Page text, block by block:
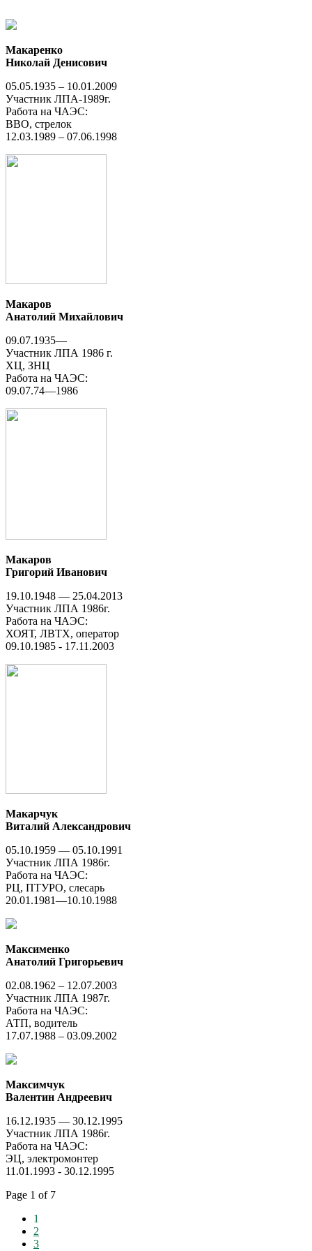
Макаренко
Николай Денисович
05.05.1935 – 10.01.2009
Участник ЛПА-1989г.
Работа на ЧАЭС:
ВВО, стрелок
12.03.1989 – 07.06.1998
Макаров
Анатолий Михайлович
09.07.1935—
Участник ЛПА 1986 г.
ХЦ, ЗНЦ
Работа на ЧАЭС:
09.07.74—1986
Макаров
Григорий Иванович
19.10.1948 — 25.04.2013
Участник ЛПА 1986г.
Работа на ЧАЭС:
ХОЯТ, ЛВТХ, оператор
09.10.1985 - 17.11.2003
Макарчук
Виталий Александрович
05.10.1959 — 05.10.1991
Участник ЛПА 1986г.
Работа на ЧАЭС:
РЦ, ПТУРО, слесарь
20.01.1981—10.10.1988
Максименко
Анатолий Григорьевич
02.08.1962 – 12.07.2003
Участник ЛПА 1987г.
Работа на ЧАЭС:
АТП, водитель
17.07.1988 – 03.09.2002
Максимчук
Валентин Андреевич
16.12.1935 — 30.12.1995
Участник ЛПА 1986г.
Работа на ЧАЭС:
ЭЦ, электромонтер
11.01.1993 - 30.12.1995
Page 1 of 7
1
2
3